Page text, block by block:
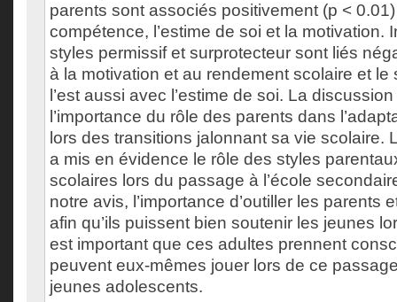
parents sont associés positivement (p <
compétence, l’estime de soi et la motivation.
styles permissif et surprotecteur sont liés
à la motivation et au rendement scolaire et le
l’est aussi avec l’estime de soi. La
l’importance du rôle des parents dans
lors des transitions jalonnant sa vie scolaire.
a mis en évidence le rôle des styles
scolaires lors du passage à l’école
notre avis, l’importance d’outiller les parents
afin qu’ils puissent bien soutenir les jeunes
est important que ces adultes prennent
peuvent eux-mêmes jouer lors de ce
jeunes adolescents.